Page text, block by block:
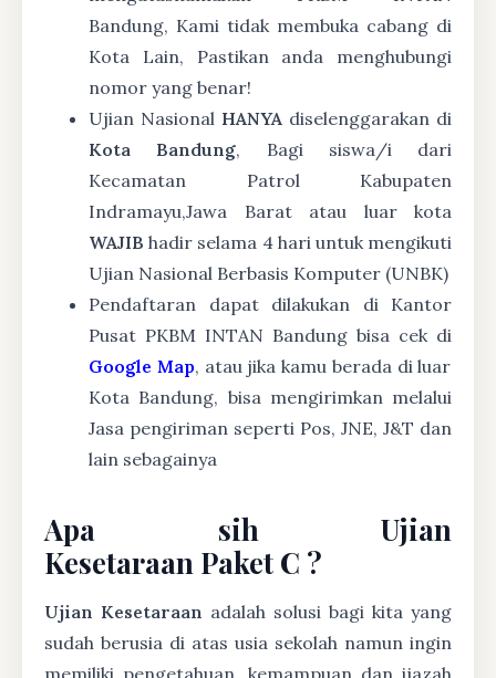
Bandung, Kami tidak membuka cabang di
Kota Lain, Pastikan anda menghubungi
nomor yang benar!
Ujian Nasional HANYA diselenggarakan di
Kota Bandung, Bagi siswa/i dari
Kecamatan Patrol Kabupaten
Indramayu,Jawa Barat atau luar kota
WAJIB hadir selama 4 hari untuk mengikuti
Ujian Nasional Berbasis Komputer (UNBK)
Pendaftaran dapat dilakukan di Kantor
Pusat PKBM INTAN Bandung bisa cek di
Google Map, atau jika kamu berada di luar
Kota Bandung, bisa mengirimkan melalui
Jasa pengiriman seperti Pos, JNE, J&T dan
lain sebagainya
Apa sih Ujian
Kesetaraan Paket C ?
Ujian Kesetaraan adalah solusi bagi kita yang
sudah berusia di atas usia sekolah namun ingin
memiliki pengetahuan, kemampuan dan ijazah